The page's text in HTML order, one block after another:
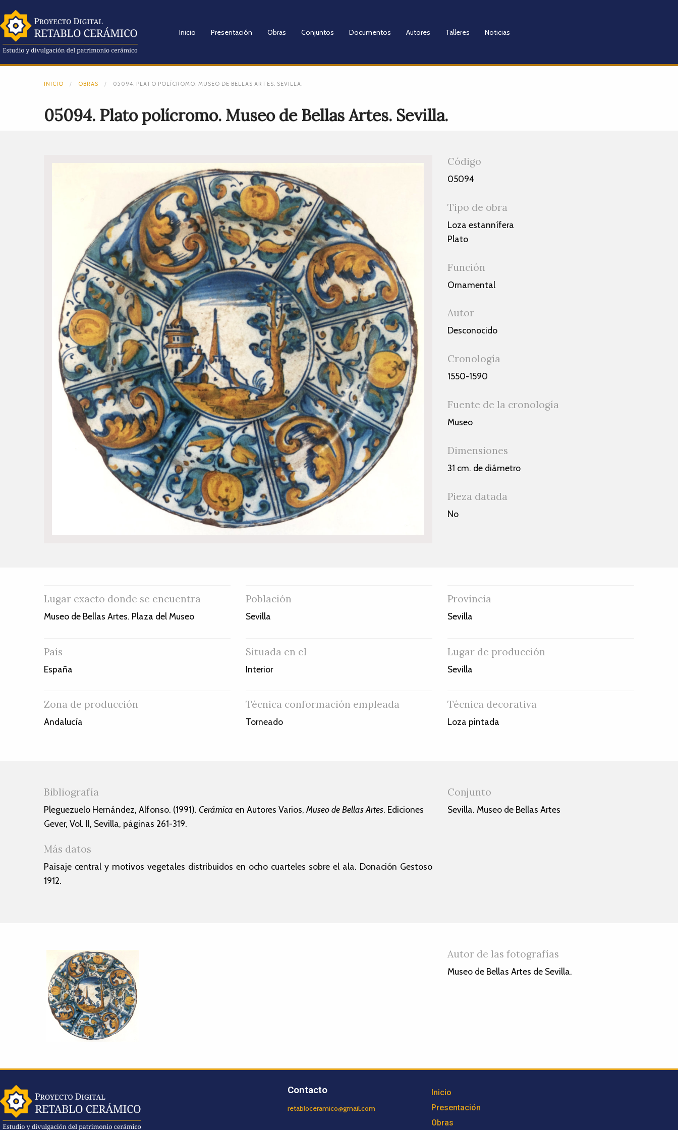
Inicio Presentación Obras Conjuntos Documentos Autores Talleres Noticias
INICIO OBRAS 05094. PLATO POLÍCROMO. MUSEO DE BELLAS ARTES. SEVILLA.
05094. Plato polícromo. Museo de Bellas Artes. Sevilla.
Código
05094
Tipo de obra
Loza estannífera
Plato
Función
Ornamental
Autor
Desconocido
Cronología
1550-1590
Fuente de la cronología
Museo
Dimensiones
31 cm. de diámetro
Pieza datada
No
Lugar exacto donde se encuentra
Museo de Bellas Artes. Plaza del Museo
Población
Sevilla
Provincia
Sevilla
País
España
Situada en el
Interior
Lugar de producción
Sevilla
Zona de producción
Andalucía
Técnica conformación empleada
Torneado
Técnica decorativa
Loza pintada
Bibliografía
Pleguezuelo Hernández, Alfonso. (1991). Cerámica en Autores Varios, Museo de Bellas Artes. Ediciones
Gever, Vol. II, Sevilla, páginas 261-319.
Más datos
Paisaje central y motivos vegetales distribuidos en ocho cuarteles sobre el ala. Donación Gestoso
1912.
Conjunto
Sevilla. Museo de Bellas Artes
Autor de las fotografías
Museo de Bellas Artes de Sevilla.
Contacto
retabloceramico@gmail.com
Inicio
Presentación
Obras